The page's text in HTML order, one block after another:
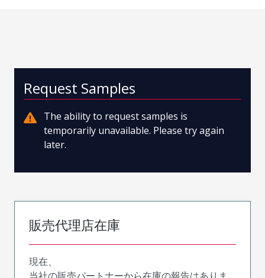
Request Samples
The ability to request samples is
temporarily unavailable. Please try again
later.
販売代理店在庫
現在、
当社の販売パートナーから在庫の報告はありま